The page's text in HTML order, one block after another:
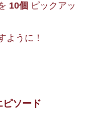
10個 ピックアッ
ように！
ピソード